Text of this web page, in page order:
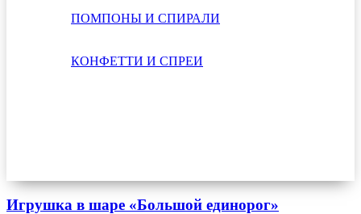
ПОМПОНЫ И СПИРАЛИ
КОНФЕТТИ И СПРЕИ
Игрушка в шаре «Большой единорог»